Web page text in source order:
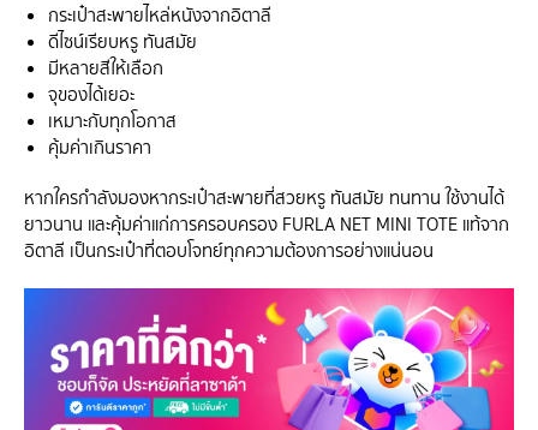
กระเป๋าสะพายไหล่หนังจากอิตาลี
ดีไซน์เรียบหรู ทันสมัย
มีหลายสีให้เลือก
จุของได้เยอะ
เหมาะกับทุกโอกาส
คุ้มค่าเกินราคา
หากใครกำลังมองหากระเป๋าสะพายที่สวยหรู ทันสมัย ทนทาน ใช้งานได้
ยาวนาน และคุ้มค่าแก่การครอบครอง FURLA NET MINI TOTE แท้จาก
อิตาลี เป็นกระเป๋าที่ตอบโจทย์ทุกความต้องการอย่างแน่นอน